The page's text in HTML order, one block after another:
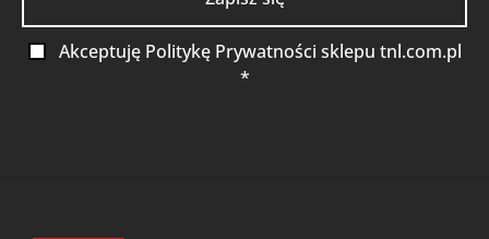
Akceptuję Politykę Prywatności sklepu tnl.com.pl
*